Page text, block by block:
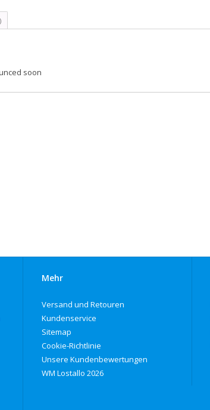
soon
Mehr
Versand und Retouren
Kundenservice
Sitemap
Cookie-Richtlinie
Unsere Kundenbewertungen
WM Lostallo 2026